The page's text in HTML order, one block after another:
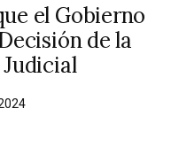
el Gobierno
de la